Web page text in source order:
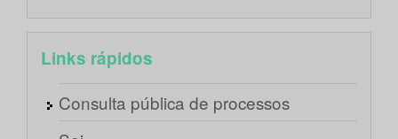
Links rápidos
Consulta pública de processos